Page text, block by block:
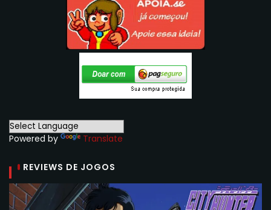
Powered by Translate
REVIEWS DE JOGOS